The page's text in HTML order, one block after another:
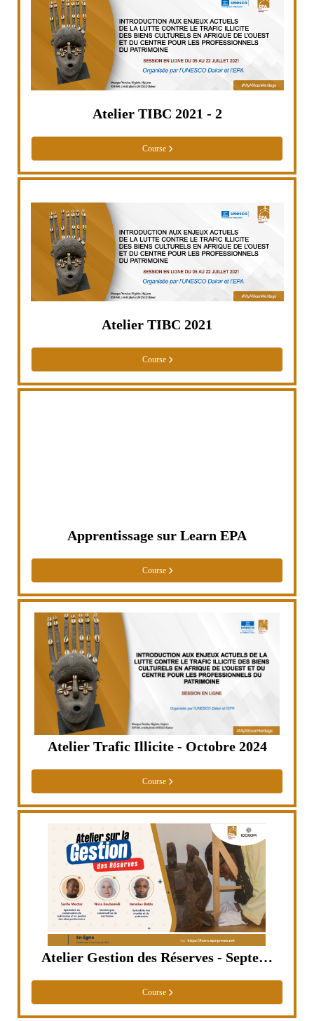
Atelier TIBC 2021 - 2
Course
Atelier TIBC 2021
Course
Apprentissage sur Learn EPA
Course
Atelier Trafic Illicite - Octobre 2024
Course
Atelier Gestion des Réserves - Septembre 2024
Course